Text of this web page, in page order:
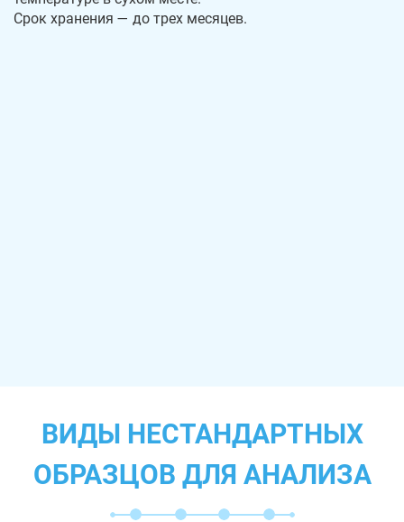
Срок хранения — до трех месяцев.
ВИДЫ НЕСТАНДАРТНЫХ
ОБРАЗЦОВ ДЛЯ АНАЛИЗА